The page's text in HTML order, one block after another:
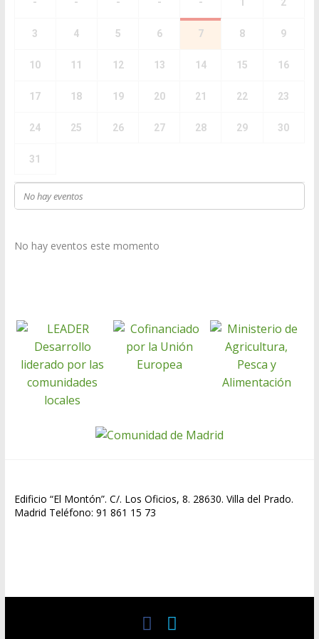
3 4 5 6 7 8 9
10 11 12 13 14 15 16
17 18 19 20 21 22 23
24 25 26 27 28 29 30
31
No hay eventos
No hay eventos este momento
Edificio “El Montón”. C/. Los Oficios, 8. 28630. Villa del Prado.
Madrid Teléfono: 91 861 15 73